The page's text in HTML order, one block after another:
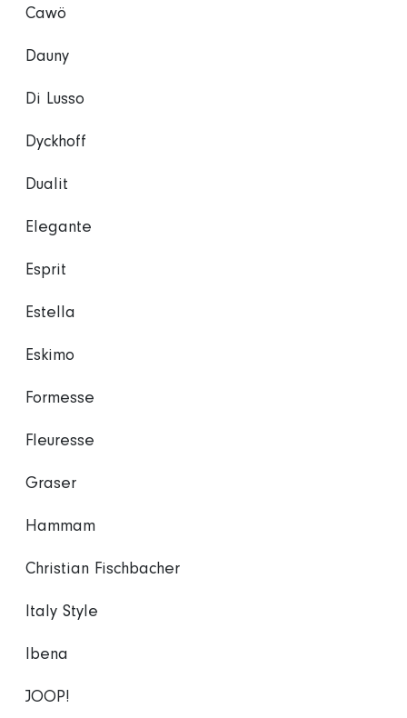
Cawö
Dauny
Di Lusso
Dyckhoff
Dualit
Elegante
Esprit
Estella
Eskimo
Formesse
Fleuresse
Graser
Hammam
Christian Fischbacher
Italy Style
Ibena
JOOP!